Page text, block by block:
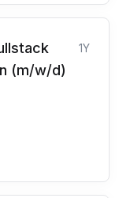
(m/w/d)
1Y